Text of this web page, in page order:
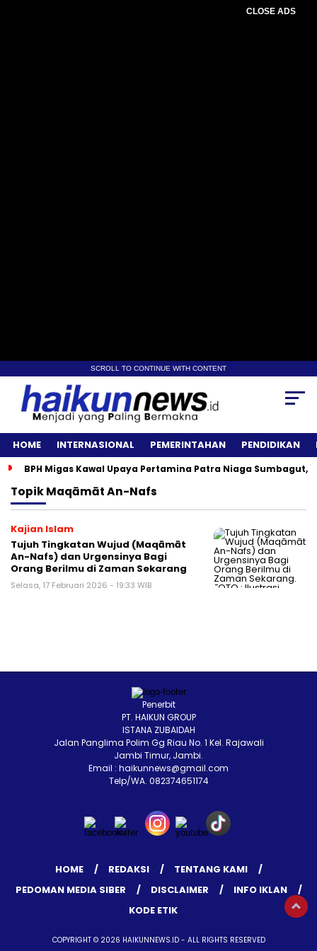
CLOSE ADS
SCROLL TO CONTINUE WITH CONTENT
HOME INTERNASIONAL PEMERINTAHAN PENDIDIKAN
BPH Migas Kawal Upaya Pertamina Patra Niaga Sumbagut,
TopikMaqāmāt An-Nafs
Kajian Islam
Tujuh Tingkatan Wujud (Maqāmāt
An-Nafs) dan Urgensinya Bagi
Orang Berilmu di Zaman Sekarang
Selasa, 17 Februari 2026 - 19:33 WIB
Penerbit
PT. HAIKUN GROUP
ISTANA ZUBAIDAH
Jalan Panglima Polim Gg Riau No. 1 Kel. Rajawali
Jambi Timur, Jambi.
Email : haikunnews@gmail.com
Telp/WA. 082374651174
HOME REDAKSI
TENTANG KAMI
PEDOMAN MEDIA SIBER
DISCLAIMER
INFO IKLAN
KODE ETIK
COPYRIGHT © 2026 HAIKUNNEWS.ID - ALL RIGHTS RESERVED